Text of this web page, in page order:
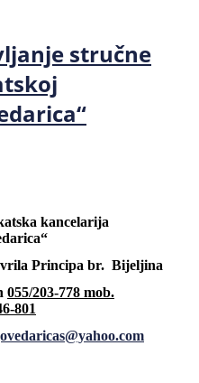
stručne
kancelarija
Principa br. Bijeljina
055/203-778 mob.
801